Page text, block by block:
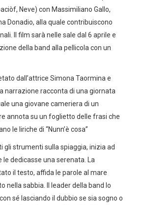
Neve) con Massimiliano Gallo,
Donadio, alla quale contribuiscono
Il film sarà nelle sale dal 6 aprile e
della band alla pellicola con un
dall’attrice Simona Taormina e
narrazione racconta di una giornata
una giovane cameriera di un
annota su un foglietto delle frasi che
le liriche di “Nunn’è cosa”
gli strumenti sulla spiaggia, inizia ad
le dedicasse una serenata. La
il testo, affida le parole al mare
nella sabbia. Il leader della band lo
sé lasciando il dubbio se sia sogno o